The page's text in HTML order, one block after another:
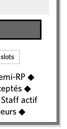
RP ◆
◆
actif
◆